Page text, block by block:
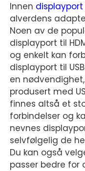
Innen displayport
alverdens
Noen av de
displayport til
og enkelt kan
displayport til
en
produsert med
finnes altså et
forbindelser og
nevnes
selvfølgelig de
Du kan også
passer bedre for